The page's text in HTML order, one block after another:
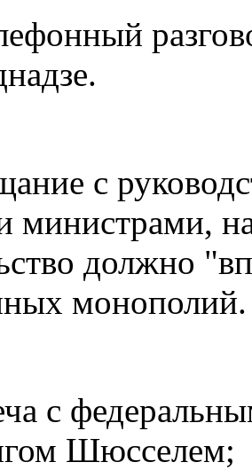
с
министрами,
должно
с
Шюсселем;